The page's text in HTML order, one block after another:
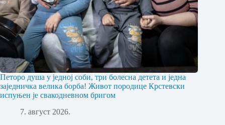
Петоро душа у једној соби, три болесна детета и једна
заједничка велика борба! Живот породице Крстевски
испуњен је свакодневном бригом
7. август 2026.